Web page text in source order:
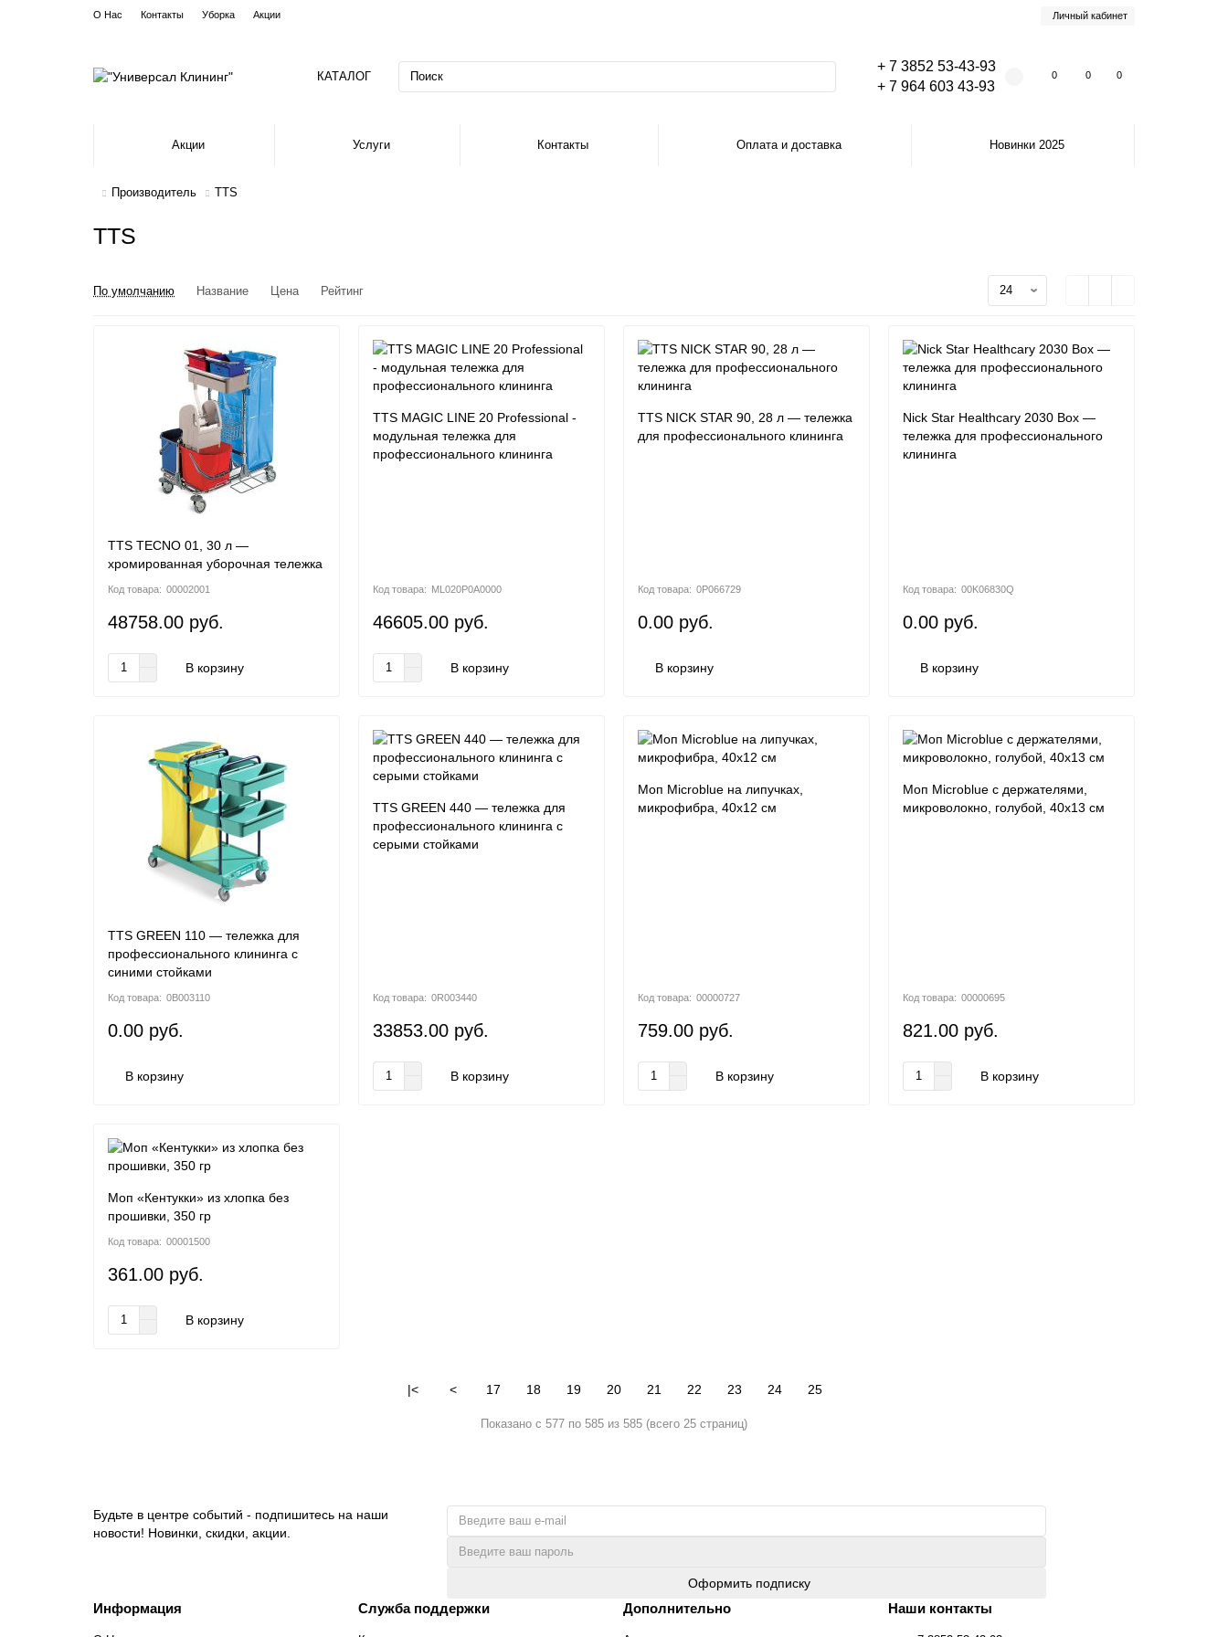
О Нас Контакты Уборка Акции Личный кабинет
КАТАЛОГ
+ 7 3852 53-43-93
+ 7 964 603 43-93
0 0 0
Акции Услуги Контакты Оплата и доставка Новинки 2025
Производитель TTS
TTS
По умолчанию Название Цена Рейтинг
TTS TECNO 01, 30 л —
хромированная уборочная тележка
00002001
48758.00 руб.
В корзину
TTS MAGIC LINE 20 Professional -
модульная тележка для
профессионального клининга
ML020P0A0000
46605.00 руб.
В корзину
TTS NICK STAR 90, 28 л — тележка
для профессионального клининга
0P066729
0.00 руб.
В корзину
Nick Star Healthcary 2030 Box —
тележка для профессионального
клининга
00K06830Q
0.00 руб.
В корзину
TTS GREEN 110 — тележка для
профессионального клининга с
синими стойками
0B003110
0.00 руб.
В корзину
TTS GREEN 440 — тележка для
профессионального клининга с
серыми стойками
0R003440
33853.00 руб.
В корзину
Моп Microblue на липучках,
микрофибра, 40х12 см
00000727
759.00 руб.
В корзину
Моп Microblue с держателями,
микроволокно, голубой, 40х13 см
00000695
821.00 руб.
В корзину
Моп «Кентукки» из хлопка без
прошивки, 350 гр
00001500
361.00 руб.
В корзину
|< < 17 18 19 20 21 22 23 24 25
Показано с 577 по 585 из 585 (всего 25 страниц)
Будьте в центре событий - подпишитесь на наши
новости! Новинки, скидки, акции.
Оформить подписку
Информация Служба поддержки Дополнительно Наши контакты